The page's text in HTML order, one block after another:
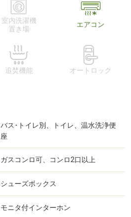
室内洗濯機
置き場
エアコン
追焚機能 オートロック
バス･トイレ別、トイレ、温水洗浄便
座
ガスコンロ可、コンロ2口以上
シューズボックス
モニタ付インターホン